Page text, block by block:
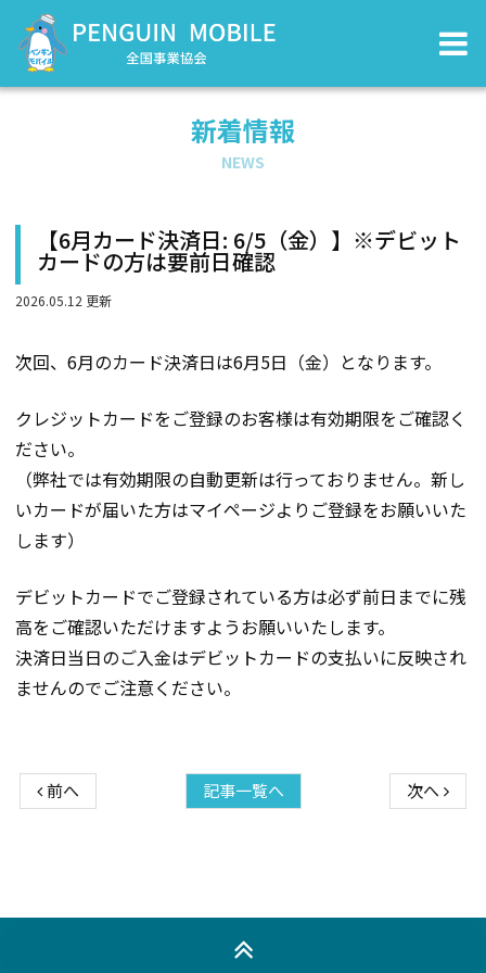
新着情報
NEWS
【6月カード決済日: 6/5（金）】※デビット
カードの方は要前日確認
2026.05.12 更新
次回、6月のカード決済日は6月5日（金）となります。
クレジットカードをご登録のお客様は有効期限をご確認く
ださい。
（弊社では有効期限の自動更新は行っておりません。新し
いカードが届いた方はマイページよりご登録をお願いいた
します）
デビットカードでご登録されている方は必ず前日までに残
高をご確認いただけますようお願いいたします。
決済日当日のご入金はデビットカードの支払いに反映され
ませんのでご注意ください。
前へ 記事一覧へ 次へ